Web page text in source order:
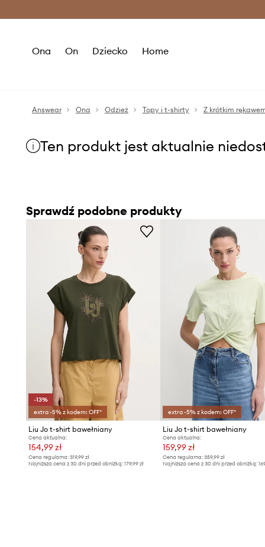
Ona On Dziecko Home
Answear Ona Odzież Topy i t-shirty Z krótkim
Ten produkt jest aktualnie
Sprawdź podobne produkty
-13%
extra -5% z kodem: OFF*
Liu Jo t-shirt bawełniany
Cena aktualna:
154,99 zł
Cena regularna: 319,99 zł
Najniższa cena z 30 dni przed obniżką: 179,99 zł
extra -5% z kodem: OFF*
Liu Jo t-shirt bawełniany
Cena aktualna:
159,99 zł
Cena regularna:359,99 zł
Najniższa cena z 30 dni przed obniżką: